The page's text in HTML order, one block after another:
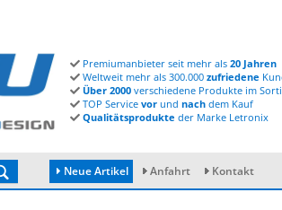
Premiumanbieter seit mehr als 20 Jahren
Weltweit mehr als 300.000 zufriedene
Über 2000 verschiedene Produkte im
TOP Service vor und nach dem Kauf
Qualitätsprodukte der Marke Letronix
Neue Artikel Anfahrt Kontakt